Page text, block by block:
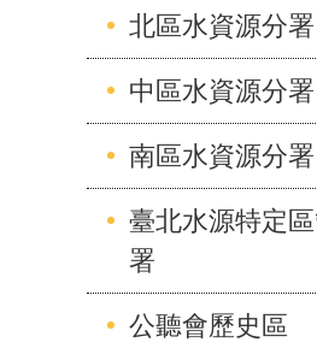
北區水資源分署
中區水資源分署
南區水資源分署
臺北水源特定
署
公聽會歷史區